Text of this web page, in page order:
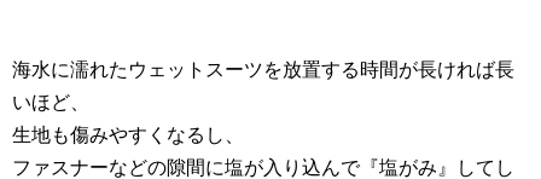
海水に濡れたウェットスーツを放置する時間が長ければ長
いほど、
生地も傷みやすくなるし、
ファスナーなどの隙間に塩が入り込んで『塩がみ』してし